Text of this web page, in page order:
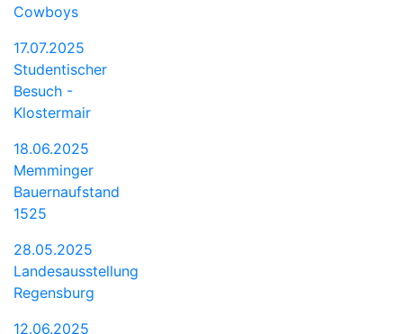
Cowboys
17.07.2025
Studentischer
Besuch -
Klostermair
18.06.2025
Memminger
Bauernaufstand
1525
28.05.2025
Landesausstellung
Regensburg
12.06.2025